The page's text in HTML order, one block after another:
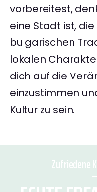
vorbereitest,
eine Stadt ist,
bulgarischen
lokalen
dich auf die
einzustimmen
Kultur zu sein.
Zufriedene